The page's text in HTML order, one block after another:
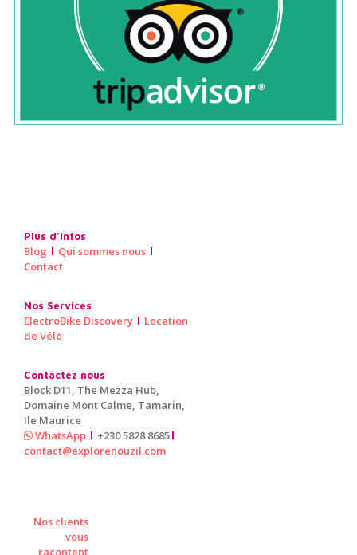
Plus d’infos
Blog
Qui sommes nous
Contact
Nos Services
ElectroBike Discovery
Location
de Vélo
Contactez nous
Block D11, The Mezza Hub,
Domaine Mont Calme, Tamarin,
Ile Maurice
WhatsApp
+230 5828 8685
contact@explorenouzil.com
Nos clients
vous
racontent